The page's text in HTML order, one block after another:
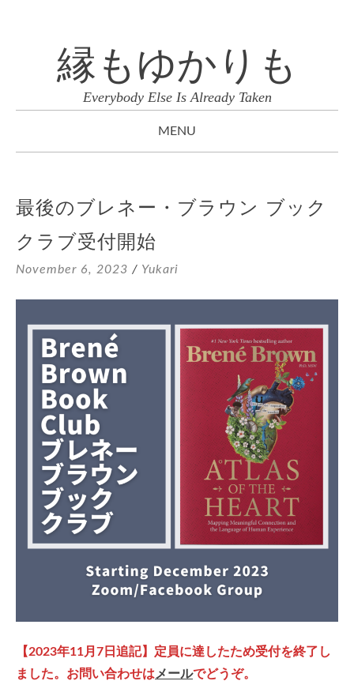
縁もゆかりも
Everybody Else Is Already Taken
MENU
CONTENT
最後のブレネー・ブラウン ブック
クラブ受付開始
November 6, 2023 / Yukari
【2023年11月7日追記】定員に達したため受付を終了し
ました。お問い合わせは メールでどうぞ。